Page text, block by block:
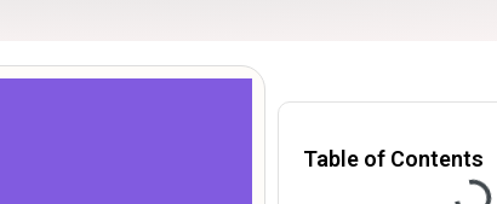
Table of Contents